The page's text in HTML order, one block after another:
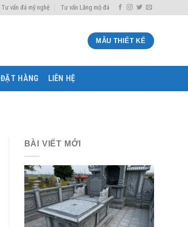
Tư vấn đá mỹ nghệ Tư vấn Lăng mộ đá
MẪU THIẾT KẾ
ĐẶT HÀNG LIÊN HỆ
BÀI VIẾT MỚI